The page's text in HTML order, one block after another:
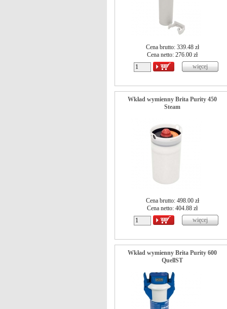
Cena brutto: 339.48 zł
Cena netto: 276.00 zł
Wkład wymienny Brita Purity 450
Steam
Cena brutto: 498.00 zł
Cena netto: 404.88 zł
Wkład wymienny Brita Purity 600
QuellST